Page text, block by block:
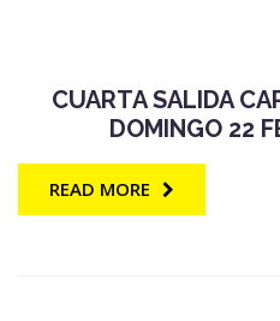
CUARTA SALIDA
DOMINGO 22
READ MORE